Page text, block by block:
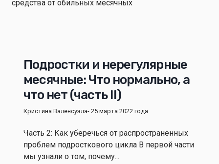
Подростки и нерегулярные
месячные: Что нормально, а
что нет (часть II)
Кристина Валенсуэла- 25 марта 2022 года
Часть 2: Как уберечься от распространенных
проблем подросткового цикла В первой части
мы узнали о том, почему...